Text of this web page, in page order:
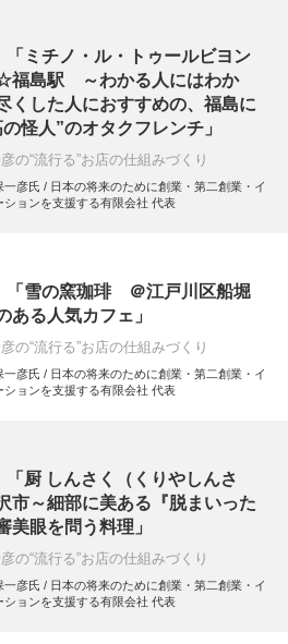
ミチノ・ル・トゥールビヨン
福島駅 ～わかる人にはわか
くした人におすすめの、福島に
怪人”のオタクフレンチ」
の“流行る”お店の仕組みづくり
一彦氏 / 日本の将来のために創業・第二創業・イ
ションを支援する有限会社 代表
雪の窯珈琲 ＠江戸川区船堀
ある人気カフェ」
の“流行る”お店の仕組みづくり
一彦氏 / 日本の将来のために創業・第二創業・イ
ションを支援する有限会社 代表
厨 しんさく（くりやしんさ
市～細部に美ある『脱まいった
美眼を問う料理」
の“流行る”お店の仕組みづくり
一彦氏 / 日本の将来のために創業・第二創業・イ
ションを支援する有限会社 代表